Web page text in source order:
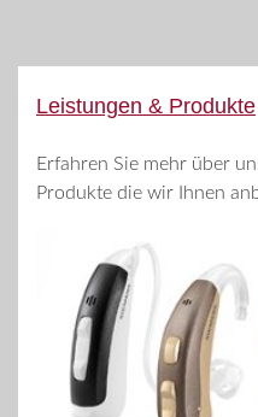
Leistungen & Produkte
Erfahren Sie mehr über
Produkte die wir Ihnen